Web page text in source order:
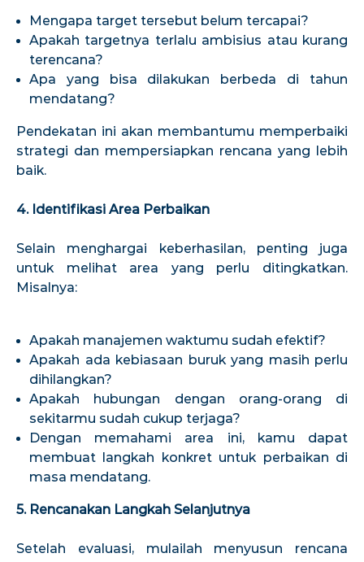
Mengapa target tersebut belum tercapai?
Apakah targetnya terlalu ambisius atau kurang
terencana?
Apa yang bisa dilakukan berbeda di tahun
mendatang?
Pendekatan ini akan membantumu memperbaiki
strategi dan mempersiapkan rencana yang lebih
baik.
4. Identifikasi Area Perbaikan
Selain menghargai keberhasilan, penting juga
untuk melihat area yang perlu ditingkatkan.
Misalnya:
Apakah manajemen waktumu sudah efektif?
Apakah ada kebiasaan buruk yang masih perlu
dihilangkan?
Apakah hubungan dengan orang-orang di
sekitarmu sudah cukup terjaga?
Dengan memahami area ini, kamu dapat
membuat langkah konkret untuk perbaikan di
masa mendatang.
5. Rencanakan Langkah Selanjutnya
Setelah evaluasi, mulailah menyusun rencana